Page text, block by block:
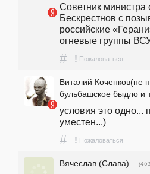
Советник
Бескрестнов с
российские
огневые группы
# ! Пожаловаться
Виталий Коченков(не
бульбашское быдло и
условия это одно...
уместен...)
# ! Пожаловаться
Вячеслав (Слава) —